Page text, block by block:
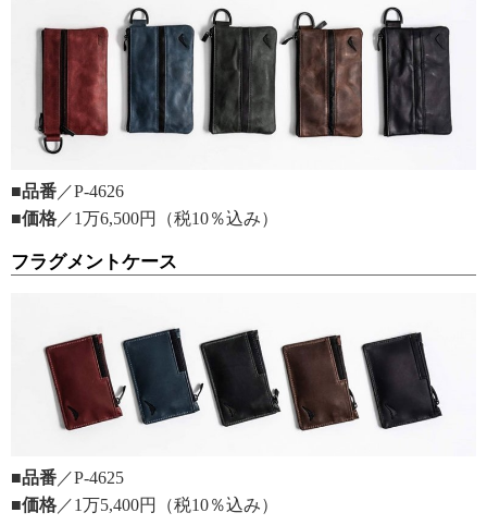
■品番／P-4626
■価格／1万6,500円（税10％込み）
フラグメントケース
■品番 ／P-4625
■価格 ／1万5,400円（税10％込み）